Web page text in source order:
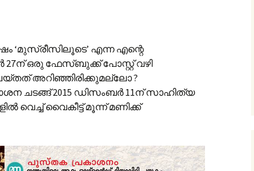
‘മുസ്‌രീസിലൂടെ’ എന്ന എന്റെ
ഒരു ഫേസ്ബുക്ക് പോസ്റ്റ് വഴി
അറിഞ്ഞിരിക്കുമല്ലോ ?
ചടങ്ങ് 2015 ഡിസംബർ 11ന് സാഹിത്യ
വെച്ച് വൈകീട്ട് മൂന്ന് മണിക്ക്